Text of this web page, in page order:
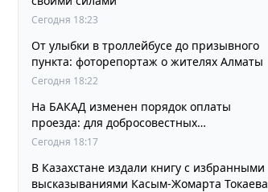
Сегодня 18:23
От улыбки в троллейбусе до призывного
пункта: фоторепортаж о жителях Алматы
Сегодня 18:22
На БАКАД изменен порядок оплаты
проезда: для добросовестных
пользователей стоимость остается
Сегодня 18:17
В Казахстане издали книгу с избранными
высказываниями Касым-Жомарта Токаева